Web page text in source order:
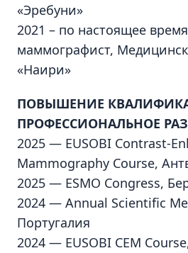
«Эребуни»
2021 – по настоящее
маммографист,
«Наири»
ПОВЫШЕНИЕ
ПРОФЕССИОНАЛЬНОЕ
2025 — EUSOBI Contrast-
Mammography Course,
2025 — ESMO Congress,
2024 — Annual Scientific
Португалия
2024 — EUSOBI CEM